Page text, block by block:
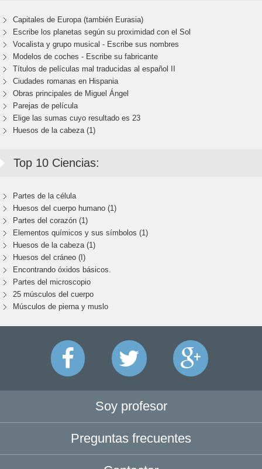
Capitales de Europa (también Eurasia)
Escribe los planetas según su proximidad con el Sol
Vocalista y grupo musical - Escribe sus nombres
Modelos de coches - Escribe su fabricante
Títulos de películas mal traducidas al español II
Ciudades romanas en Hispania
Obras principales de Miguel Ángel
Parejas de película
Elige las sumas cuyo resultado es 23
Huesos de la cabeza (1)
Top 10 Ciencias:
Partes de la célula
Huesos del cuerpo humano (1)
Partes del corazón (1)
Elementos químicos y sus símbolos (1)
Huesos de la cabeza (1)
Huesos del cráneo (I)
Encontrando óxidos básicos.
Partes del microscopio
25 músculos del cuerpo
Músculos de pierna y muslo
Soy profesor
Preguntas frecuentes